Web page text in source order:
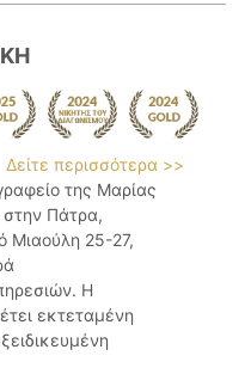
Δείτε περισσότερα >>
της Μαρίας
στην Πάτρα,
Μιαούλη 25-27,
Η
εκτεταμένη